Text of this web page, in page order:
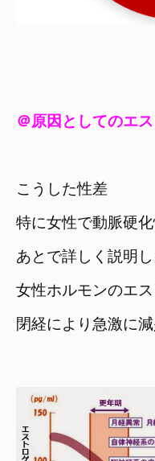
＠原因としてのエ
こうした性差
特に女性で動脈硬
あとで詳しく説明
女性ホルモンのエ
閉経により急激に